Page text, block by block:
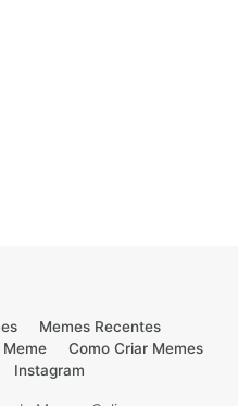
Memes Recentes
Como Criar Memes
Instagram